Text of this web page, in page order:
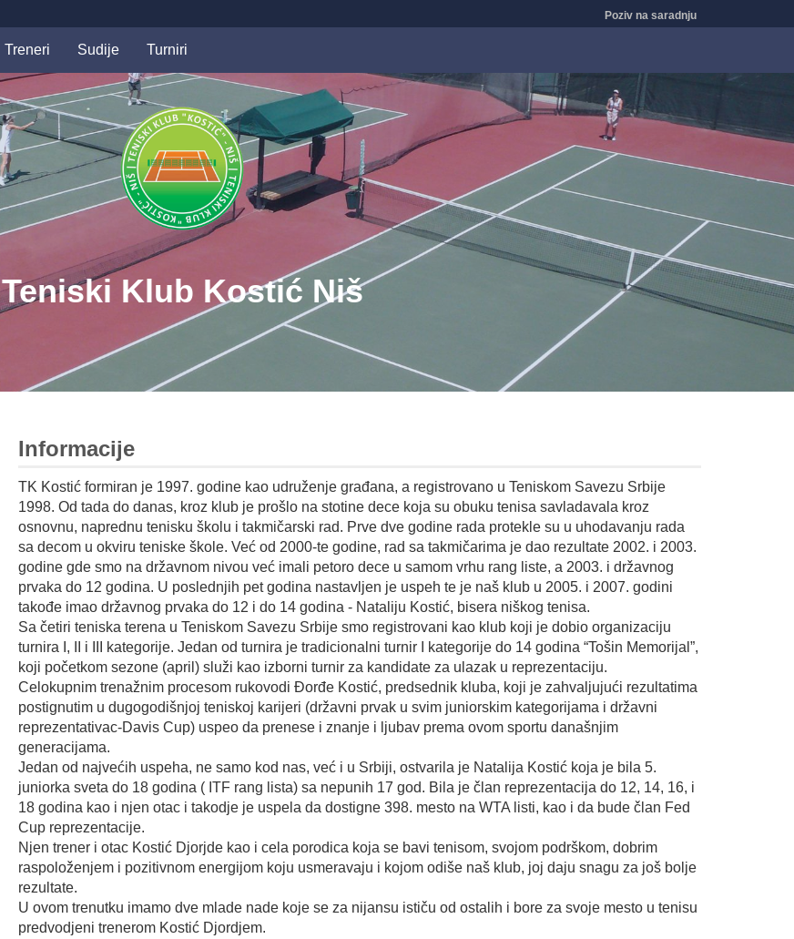
Poziv na saradnju
Treneri Sudije Turniri
Teniski Klub Kostić Niš
Informacije
TK Kostić formiran je 1997. godine kao udruženje građana, a registrovano u Teniskom Savezu Srbije
1998. Od tada do danas, kroz klub je prošlo na stotine dece koja su obuku tenisa savladavala kroz
osnovnu, naprednu tenisku školu i takmičarski rad. Prve dve godine rada protekle su u uhodavanju rada
sa decom u okviru teniske škole. Već od 2000-te godine, rad sa takmičarima je dao rezultate 2002. i 2003.
godine gde smo na državnom nivou već imali petoro dece u samom vrhu rang liste, a 2003. i državnog
prvaka do 12 godina. U poslednjih pet godina nastavljen je uspeh te je naš klub u 2005. i 2007. godini
takođe imao državnog prvaka do 12 i do 14 godina - Nataliju Kostić, bisera niškog tenisa.
Sa četiri teniska terena u Teniskom Savezu Srbije smo registrovani kao klub koji je dobio organizaciju
turnira I, II i III kategorije. Jedan od turnira je tradicionalni turnir I kategorije do 14 godina “Tošin Memorijal”,
koji početkom sezone (april) služi kao izborni turnir za kandidate za ulazak u reprezentaciju.
Celokupnim trenažnim procesom rukovodi Đorđe Kostić, predsednik kluba, koji je zahvaljujući rezultatima
postignutim u dugogodišnjoj teniskoj karijeri (državni prvak u svim juniorskim kategorijama i državni
reprezentativac-Davis Cup) uspeo da prenese i znanje i ljubav prema ovom sportu današnjim
generacijama.
Jedan od najvećih uspeha, ne samo kod nas, već i u Srbiji, ostvarila je Natalija Kostić koja je bila 5.
juniorka sveta do 18 godina ( ITF rang lista) sa nepunih 17 god. Bila je član reprezentacija do 12, 14, 16, i
18 godina kao i njen otac i takodje je uspela da dostigne 398. mesto na WTA listi, kao i da bude član Fed
Cup reprezentacije.
Njen trener i otac Kostić Djorjde kao i cela porodica koja se bavi tenisom, svojom podrškom, dobrim
raspoloženjem i pozitivnom energijom koju usmeravaju i kojom odiše naš klub, joj daju snagu za još bolje
rezultate.
U ovom trenutku imamo dve mlade nade koje se za nijansu ističu od ostalih i bore za svoje mesto u tenisu
predvodjeni trenerom Kostić Djordjem.